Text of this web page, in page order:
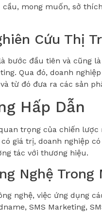
mong muốn, sở
Cứu Thị
bước đầu tiên và cũng
Qua đó, doanh
từ đó đưa ra các sản
Hấp Dẫn
trọng của chiến lược
giá trị, doanh nghiệp
tác với thương hiệu.
Nghệ Trong
nghệ, việc ứng dụng
SMS Marketing,